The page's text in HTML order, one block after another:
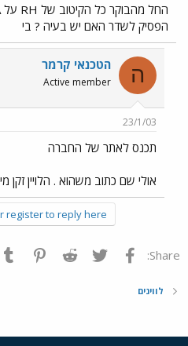
הפסיק לשדר האם יש בעיה ? בי
ה הטכנאי קרמר
Active member
23/1/03
תכנס לאתר של החברה
אולי שם כתוב משהוא . הלויין זקן
register to reply here.
Share: פייסבוק Twitter
Reddit
לווינים